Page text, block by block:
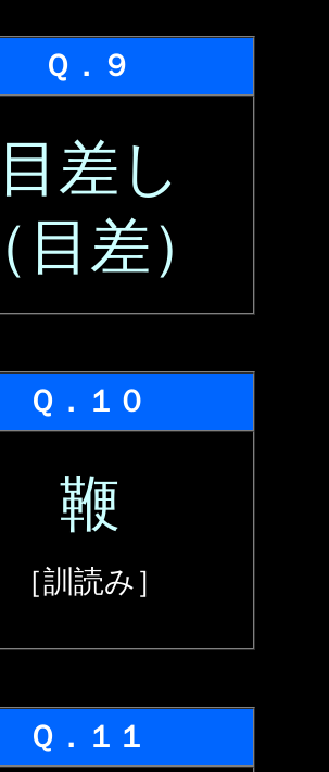
Ｑ．９
目差し
（目差）
Ｑ．１０
鞭
［訓読み］
Ｑ．１１